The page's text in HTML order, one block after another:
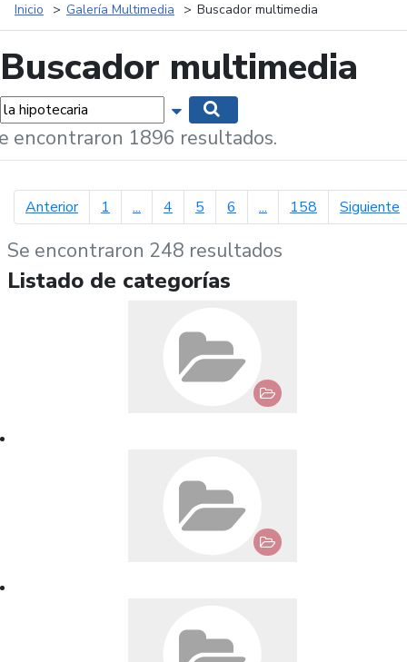
Inicio Galería Multimedia Buscador multimedia
Buscador multimedia
Mostrar opciones de búsqueda
encontraron 1896 resultados.
Anteriorpágina anterior
1 ... 4 5 6 ... 158 Siguiente
Se encontraron 248 resultados
Listado de categorías